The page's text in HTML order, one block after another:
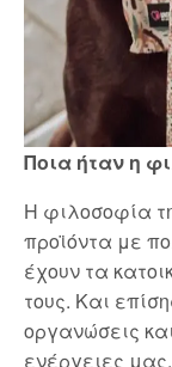
Ποια ήταν η
Η φιλοσοφία
προϊόντα με
έχουν τα
τους. Και
οργανώσεις
ενέργειες